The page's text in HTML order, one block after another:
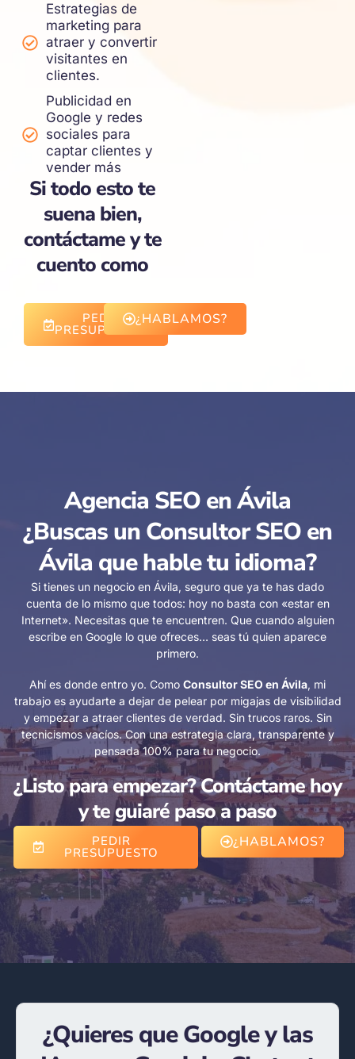
Estrategias de
marketing para
atraer y convertir
visitantes en
clientes.
Publicidad en
Google y redes
sociales para
captar clientes y
vender más
Si todo esto te
suena bien,
contáctame y te
cuento como
PEDIR
PRESUPUESTO
¿HABLAMOS?
Agencia SEO en Ávila
¿Buscas un Consultor SEO en
Ávila que hable tu idioma?
Si tienes un negocio en Ávila, seguro que ya te has dado
cuenta de lo mismo que todos: hoy no basta con «estar en
Internet». Necesitas que te encuentren. Que cuando alguien
escribe en Google lo que ofreces… seas tú quien aparece
primero.
Ahí es donde entro yo. Como Consultor SEO en Ávila, mi
trabajo es ayudarte a dejar de pelear por migajas de visibilidad
y empezar a atraer clientes de verdad. Sin trucos raros. Sin
tecnicismos vacíos. Con una estrategia clara, transparente y
pensada 100% para tu negocio.
¿Listo para empezar? Contáctame hoy
y te guiaré paso a paso
PEDIR
PRESUPUESTO
¿HABLAMOS?
¿Quieres que Google y las